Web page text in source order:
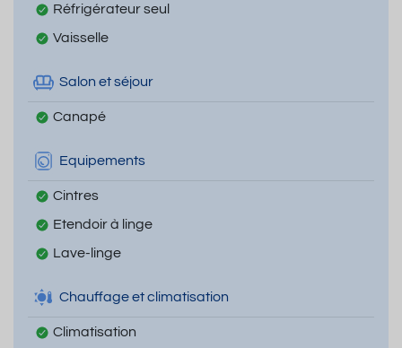
Réfrigérateur seul
Vaisselle
Salon et séjour
Canapé
Equipements
Cintres
Etendoir à linge
Lave-linge
Chauffage et climatisation
Climatisation